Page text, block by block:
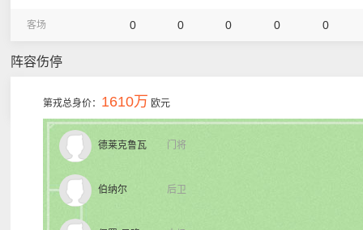
客场 0 0 0 0 0
阵容伤停
第戎总身价： 1610万 欧元
门将
德莱克鲁瓦
后卫
伯纳尔